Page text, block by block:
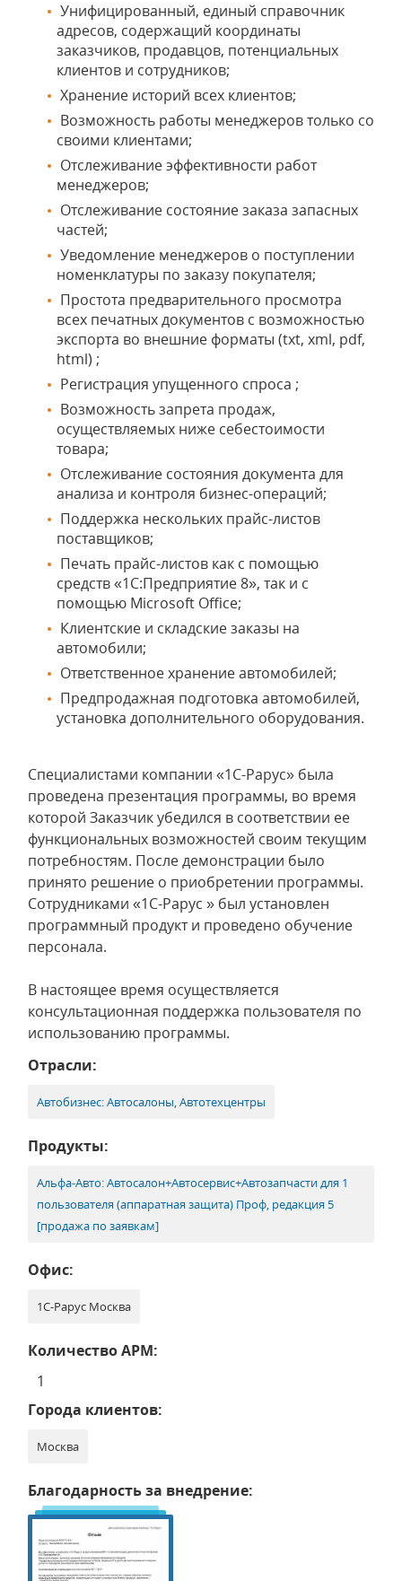
Унифицированный, единый справочник
адресов, содержащий координаты
заказчиков, продавцов, потенциальных
клиентов и сотрудников;
Хранение историй всех клиентов;
Возможность работы менеджеров только со
своими клиентами;
Отслеживание эффективности работ
менеджеров;
Отслеживание состояние заказа запасных
частей;
Уведомление менеджеров о поступлении
номенклатуры по заказу покупателя;
Простота предварительного просмотра
всех печатных документов с возможностью
экспорта во внешние форматы (txt, xml, pdf,
html) ;
Регистрация упущенного спроса ;
Возможность запрета продаж,
осуществляемых ниже себестоимости
товара;
Отслеживание состояния документа для
анализа и контроля бизнес-операций;
Поддержка нескольких прайс-листов
поставщиков;
Печать прайс-листов как с помощью
средств «1С:Предприятие 8», так и с
помощью Microsoft Office;
Клиентские и складские заказы на
автомобили;
Ответственное хранение автомобилей;
Предпродажная подготовка автомобилей,
установка дополнительного оборудования.
Специалистами компании «1С-Рарус» была
проведена презентация программы, во время
которой Заказчик убедился в соответствии ее
функциональных возможностей своим текущим
потребностям. После демонстрации было
принято решение о приобретении программы.
Сотрудниками «1С-Рарус » был установлен
программный продукт и проведено обучение
персонала.
В настоящее время осуществляется
консультационная поддержка пользователя по
использованию программы.
Отрасли:
Автобизнес: Автосалоны, Автотехцентры
Продукты:
Альфа-Авто: Автосалон+Автосервис+Автозапчасти для 1
пользователя (аппаратная защита) Проф, редакция 5
[продажа по заявкам]
Офис:
1С-Рарус Москва
Количество АРМ:
1
Города клиентов:
Москва
Благодарность за внедрение: